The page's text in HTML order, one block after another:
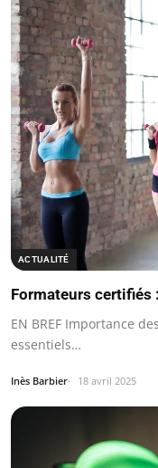
ACTUALITÉ
Formateurs certifiés
EN BREF Importance
essentiels…
Inès Barbier 18 avril 2025